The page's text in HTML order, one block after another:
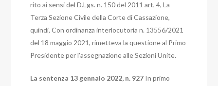
rito ai sensi del D.Lgs. n. 150 del 2011 art, 4, La
Terza Sezione Civile della Corte di Cassazione,
quindi, Con ordinanza interlocutoria n. 13556/2021
del 18 maggio 2021, rimetteva la questione al Primo
Presidente per l’assegnazione alle Sezioni Unite.
La sentenza 13 gennaio 2022, n. 927 In primo